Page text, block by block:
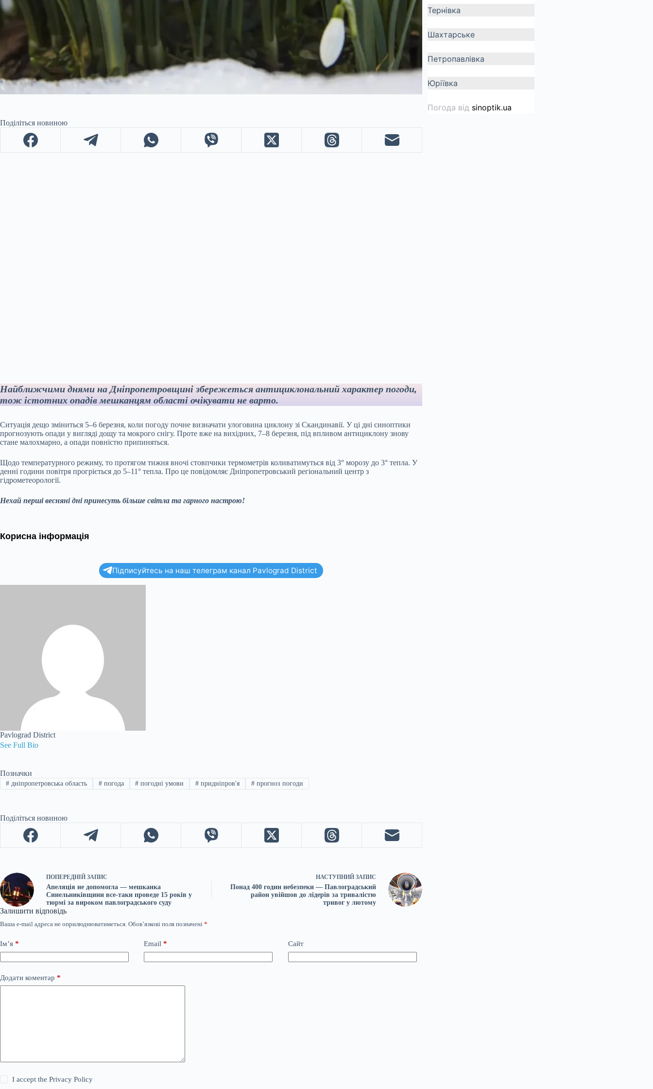
Поділіться новиною
Найближчими днями на Дніпропетровщині збережеться антициклональний характер погоди,
тож істотних опадів мешканцям області очікувати не варто.
Ситуація дещо зміниться 5–6 березня, коли погоду почне визначати улоговина циклону зі Скандинавії. У ці дні синоптики
прогнозують опади у вигляді дощу та мокрого снігу. Проте вже на вихідних, 7–8 березня, під впливом антициклону знову
стане малохмарно, а опади повністю припиняться.
Щодо температурного режиму, то протягом тижня вночі стовпчики термометрів коливатимуться від 3° морозу до 3° тепла. У
денні години повітря прогріється до 5–11° тепла. Про це повідомляє Дніпропетровський регіональний центр з
гідрометеорології.
Нехай перші весняні дні принесуть більше світла та гарного настрою!
Корисна інформація
Підписуйтесь на наш телеграм канал Pavlograd District
Pavlograd District
See Full Bio
Позначки
#дніпропетровська область #погода # погодні умови # придніпров'я # прогноз погоди
Поділіться новиною
ПОПЕРЕДНІЙ ЗАПИС
Апеляція не допомогла — мешканка
Синельниківщини все-таки проведе 15 років у
тюрмі за вироком павлоградського суду
НАСТУПНИЙ ЗАПИС
Понад 400 годин небезпеки — Павлоградський
район увійшов до лідерів за тривалістю
тривог у лютому
Залишити відповідь
Ваша e-mail адреса не оприлюднюватиметься. Обов’язкові поля позначені *
Ім’я * Email * Сайт
Додати коментар *
I accept thePrivacy Policy
Тернівка
Шахтарське
Петропавлівка
Юріївка
Погода від sinoptik.ua